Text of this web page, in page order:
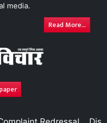
media.
Read More...